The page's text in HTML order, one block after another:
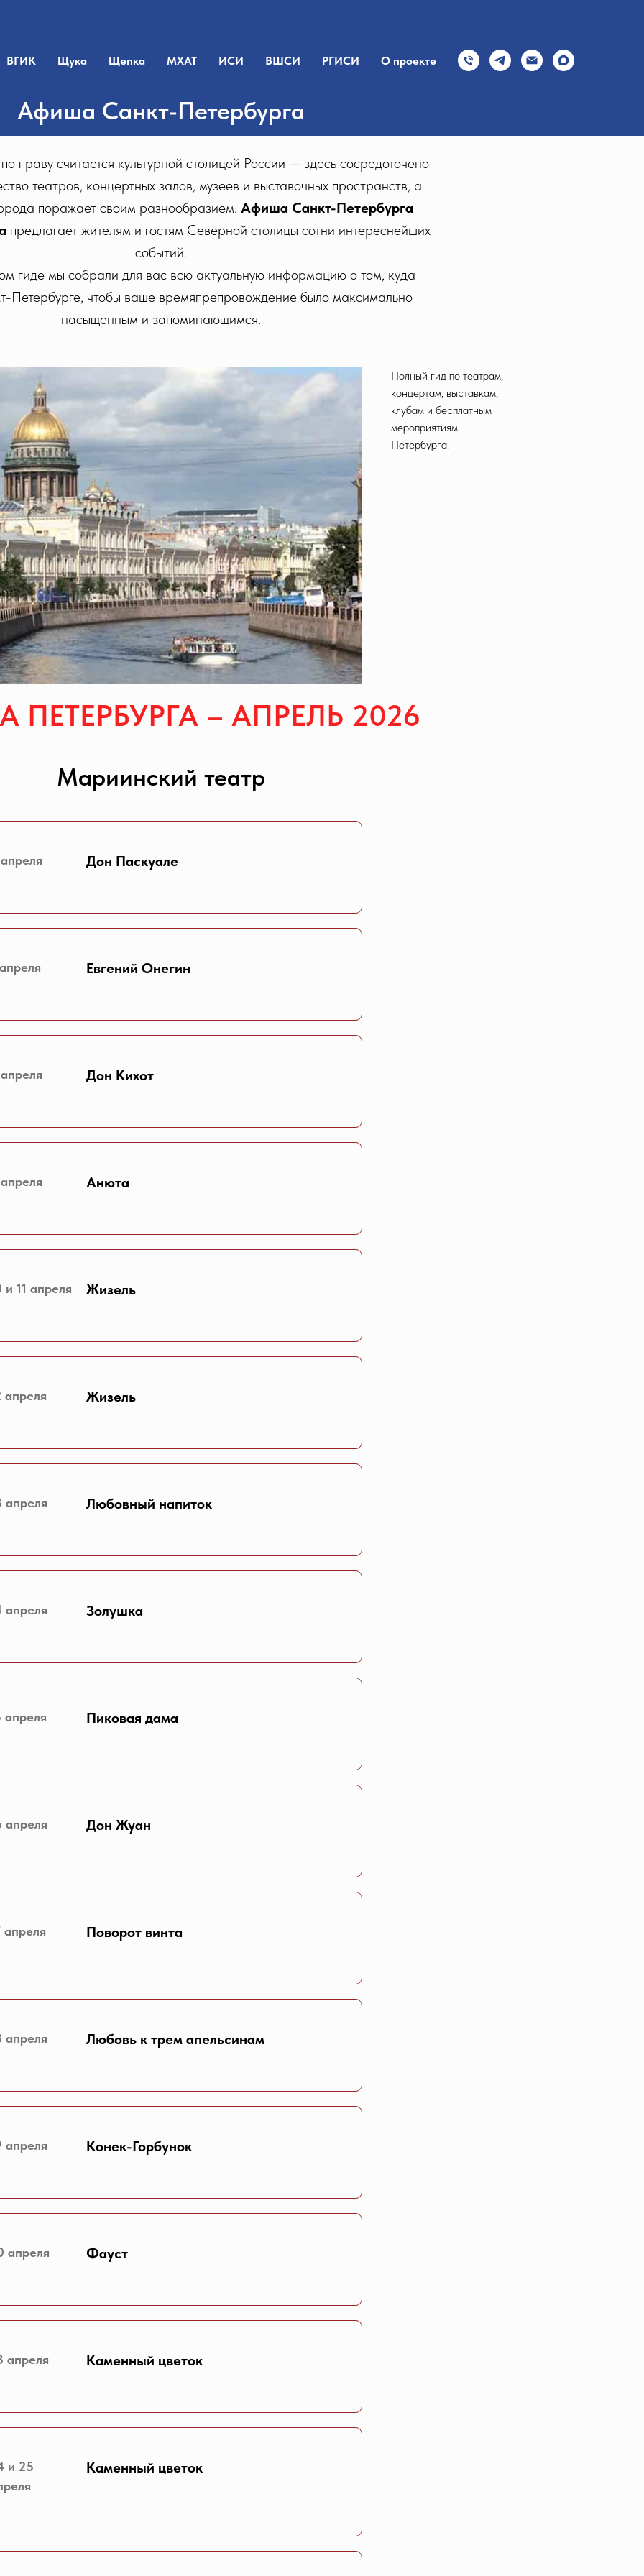
ВГИК Щука Щепка МХАТ ИСИ ВШСИ РГИСИ О проекте
Афиша Санкт-Петербурга
праву считается культурной столицей России — здесь сосредоточено
театров, концертных залов, музеев и выставочных пространств, а
поражает своим разнообразием. Афиша Санкт-Петербурга
предлагает жителям и гостям Северной столицы сотни интереснейших
событий.
гиде мы собрали для вас всю актуальную информацию о том, куда
Петербурге, чтобы ваше времяпрепровождение было максимально
насыщенным и запоминающимся.
Полный гид по театрам,
концертам, выставкам,
клубам и бесплатным
мероприятиям
Петербурга.
– АПРЕЛЬ 2026
Мариинский театр
Дон Паскуале
Евгений Онегин
Дон Кихот
Анюта
и 11 апреля Жизель
апреля Жизель
апреля Любовный напиток
апреля Золушка
апреля Пиковая дама
апреля Дон Жуан
апреля Поворот винта
апреля Любовь к трем апельсинам
апреля Конек-Горбунок
апреля Фауст
апреля Каменный цветок
и 25
Каменный цветок